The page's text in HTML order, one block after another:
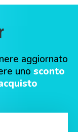
aggiornato
uno sconto